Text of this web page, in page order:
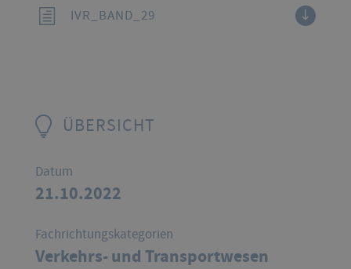
IVR_BAND_29
ÜBERSICHT
Datum
21.10.2022
Fachrichtungskategorien
Verkehrs- und Transportwesen